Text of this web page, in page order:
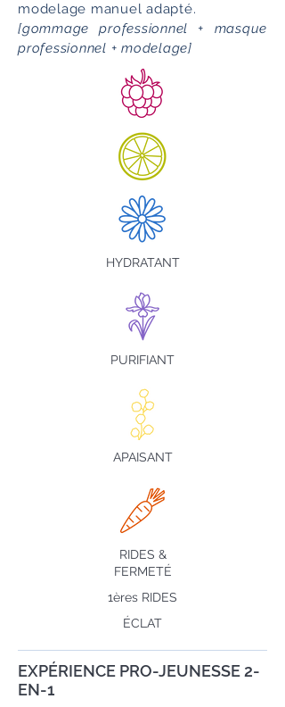
modelage manuel adapté.
[gommage professionnel + masque
professionnel + modelage]
HYDRATANT
PURIFIANT
APAISANT
RIDES &
FERMETÉ
1ères RIDES
ÉCLAT
EXPÉRIENCE PRO-JEUNESSE 2-
EN-1